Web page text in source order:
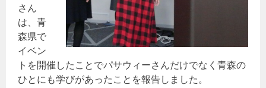
さん
は、青
森県で
イベン
トを開催したことでパサウィーさんだけでなく青森の
ひとにも学びがあったことを報告しました。